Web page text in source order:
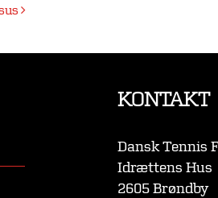
KONTAKT
Dansk Tennis
Idrættens Hus
2605 Brøndby